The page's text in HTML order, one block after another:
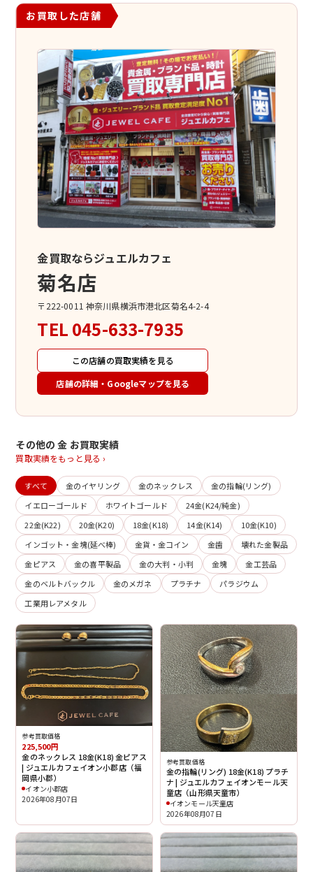
お買取した店舗
金買取ならジュエルカフェ
菊名店
〒222-0011 神奈川県横浜市港北区菊名4-2-4
TEL 045-633-7935
この店舗の買取実績を見る
店舗の詳細・Googleマップを見る
その他の 金 お買取実績
買取実績をもっと見る ›
すべて 金のイヤリング 金のネックレス
金の指輪(リング)
イエローゴールド
ホワイトゴールド
24金(K24/純金)
22金(K22)
20金(K20) 18金(K18) 14金(K14)
10金(K10)
インゴット・金塊(延べ棒)
金貨・金コイン 金歯
壊れた金製品
金ピアス
金の喜平製品 金の大判・小判 金塊
金工芸品
金のベルトバックル
金のメガネ プラチナ
パラジウム
工業用レアメタル
参考買取価格
225,500円
金のネックレス 18金(K18) 金ピアス
| ジュエルカフェイオン小郡店（福
岡県小郡）
イオン小郡店
2026年08月07日
参考買取価格
金の指輪(リング) 18金(K18) プラチ
ナ | ジュエルカフェイオンモール天
童店（山形県天童市）
イオンモール天童店
2026年08月07日